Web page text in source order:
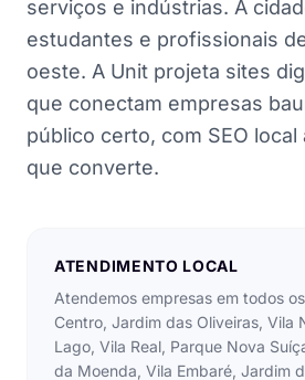
serviços e indústrias. A
estudantes e profissionais
oeste. A Unit projeta sites
que conectam empresas
público certo, com SEO
que converte.
ATENDIMENTO LOCAL
Atendemos empresas em todos
Centro, Jardim das Oliveiras, Vila
Lago, Vila Real, Parque Nova
da Moenda, Vila Embaré, Jardim